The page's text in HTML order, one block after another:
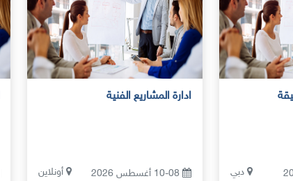
دبي
ادارة المشاريع الفنية
10-08 أغسطس 2026
أونلاين